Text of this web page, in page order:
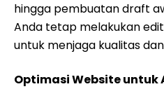
hingga pembuatan draft
Anda tetap melakukan
untuk menjaga kualitas
Optimasi Website untuk